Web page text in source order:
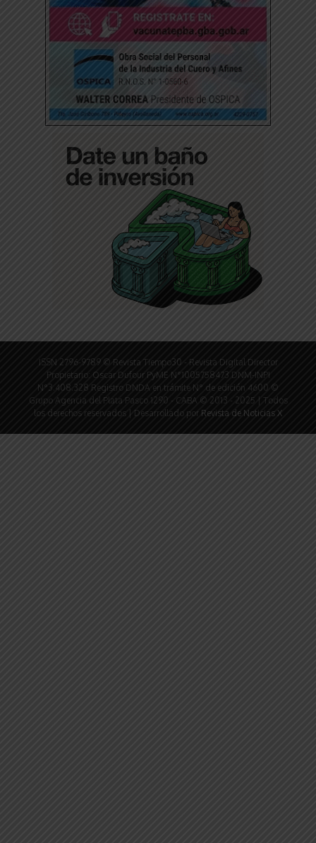
ISSN 2796-9789 © Revista Tiempo30 - Revista Digital Director
Propietario: Oscar Dufour PyME N°1005758473 DNM-INPI
N°3.408.328 Registro DNDA en trámite N° de edición 4600 ©
Grupo Agencia del Plata Pasco 1290 - CABA © 2013 - 2025 | Todos
los derechos reservados | Desarrollado por Revista de Noticias X